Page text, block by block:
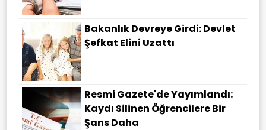
Bakanlık Devreye Girdi: Devlet
Şefkat Elini Uzattı
Resmi Gazete'de Yayımlandı:
Kaydı Silinen Öğrencilere Bir
Şans Daha